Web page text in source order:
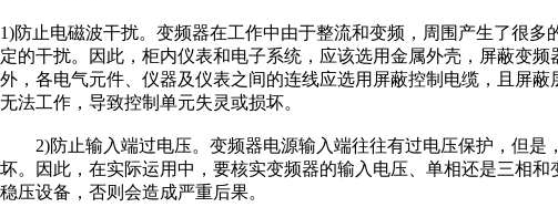
1)防止电磁波干扰。变频器在工作中由于整流和变频，周围产生了很
定的干扰。因此，柜内仪表和电子系统，应该选用金属外壳，屏蔽变
外，各电气元件、仪器及仪表之间的连线应选用屏蔽控制电缆，且屏
无法工作，导致控制单元失灵或损坏。
2)防止输入端过电压。变频器电源输入端往往有过电压保护，但是
坏。因此，在实际运用中，要核实变频器的输入电压、单相还是三相
稳压设备，否则会造成严重后果。